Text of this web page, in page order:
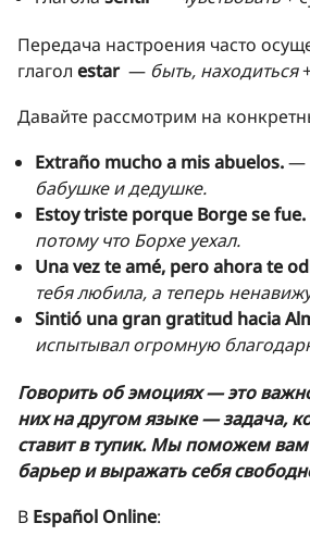
Передача настроения часто
глагол estar— быть, находиться
Давайте рассмотрим на
Extraño mucho a mis abuelos.—
бабушке и дедушке.
Estoy triste porque Borge se fue.
потому что Борхе уехал.
Una vez te amé, pero ahora te
тебя любила, а теперь
Sintió una gran gratitud hacia
испытывал огромную
Говорить об эмоциях — это
них на другом языке — задача,
ставит в тупик. Мы поможем вам
барьер и выражать себя
В Español Online: